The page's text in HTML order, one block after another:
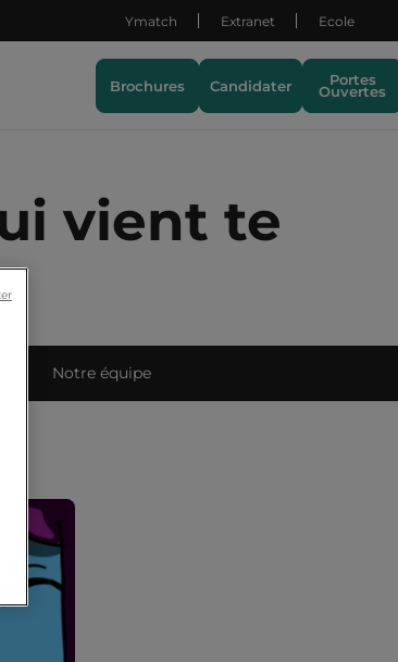
Ymatch Extranet Ecole
Brochures Candidater Portes
Ouvertes
vient te
Notre équipe